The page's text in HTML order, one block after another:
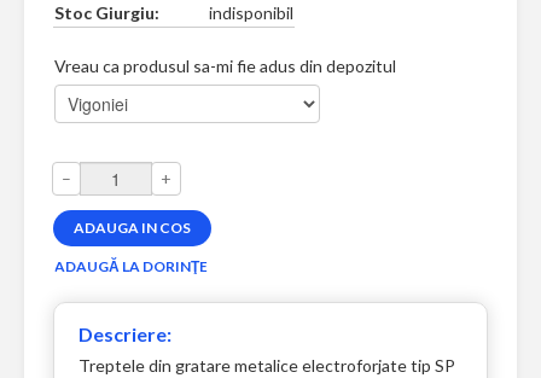
Stoc Giurgiu:
indisponibil
Vreau ca produsul sa-mi fie adus din depozitul
– +
Descriere:
Treptele din gratare metalice electroforjate tip SP